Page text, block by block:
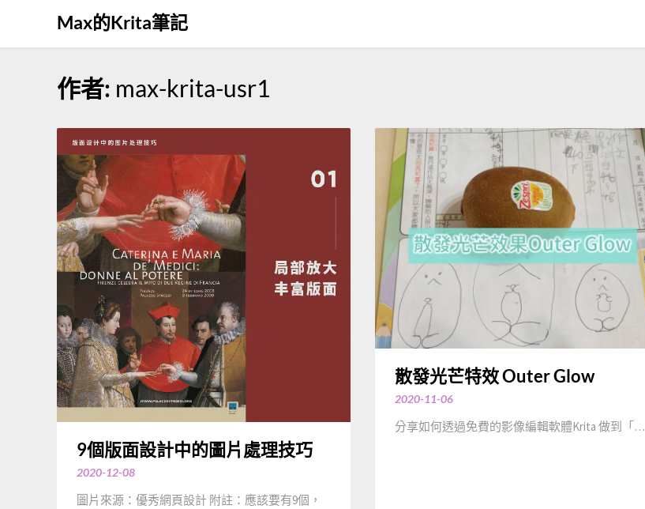
Max的Krita筆記
作者: max-krita-usr1
9個版面設計中的圖片處理技巧
2020-12-08
圖片來源：優秀網頁設計 附註：應該要有9個，
散發光芒特效 Outer Glow
2020-11-06
分享如何透過免費的影像編輯軟體Krita 做到「…